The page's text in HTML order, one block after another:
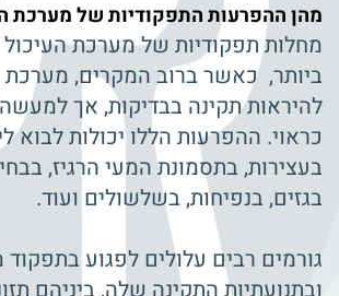
מהן ההפרעות התפקודיות של מערכת
מחלות תפקודיות של מערכת
ביותר, כאשר ברוב המקרים, מערכת
להיראות תקינה בבדיקות, אך
כראוי. ההפרעות הללו יכולות לבוא
בעצירות, בתסמונת המעי הרגיז,
בגזים, בנפיחות, בשלשולים ועוד.
גורמים רבים עלולים לפגוע